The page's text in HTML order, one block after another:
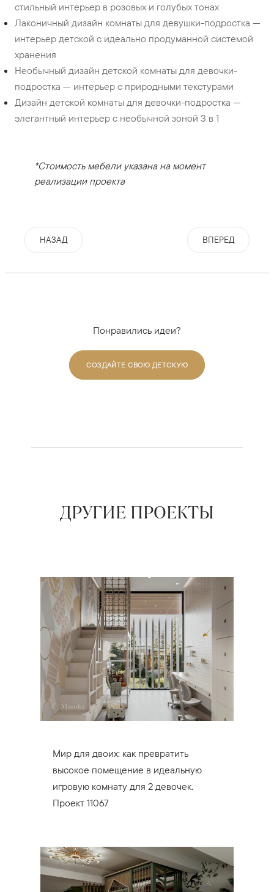
стильный интерьер в розовых и голубых тонах
Лаконичный дизайн комнаты для девушки-подростка —
интерьер детской с идеально продуманной системой
хранения
Необычный дизайн детской комнаты для девочки-
подростка — интерьер с природными текстурами
Дизайн детской комнаты для девочки-подростка —
элегантный интерьер с необычной зоной 3 в 1
*Стоимость мебели указана на момент
реализации проекта
НАЗАД ВПЕРЕД
Понравились идеи?
СОЗДАЙТЕ СВОЮ ДЕТСКУЮ
ДРУГИЕ ПРОЕКТЫ
Мир для двоих: как превратить
высокое помещение в идеальную
игровую комнату для 2 девочек.
Проект 11067